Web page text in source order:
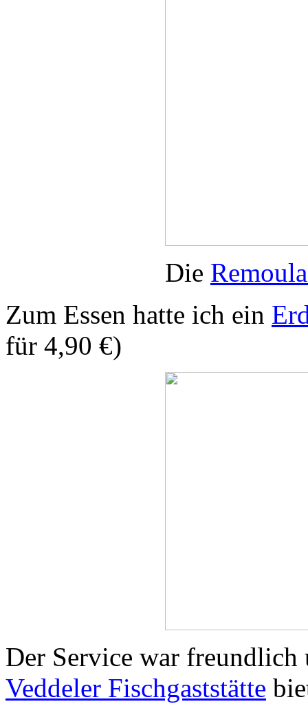
Die
Zum Essen hatte ich ein
für 4,90 €)
Der Service war
Veddeler Fischgaststätte